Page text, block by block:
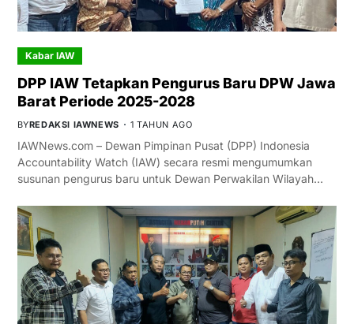
Kabar IAW
DPP IAW Tetapkan Pengurus Baru DPW Jawa
Barat Periode 2025-2028
BYREDAKSI IAWNEWS 1 TAHUN AGO
IAWNews.com – Dewan Pimpinan Pusat (DPP) Indonesia
Accountability Watch (IAW) secara resmi mengumumkan
susunan pengurus baru untuk Dewan Perwakilan Wilayah…